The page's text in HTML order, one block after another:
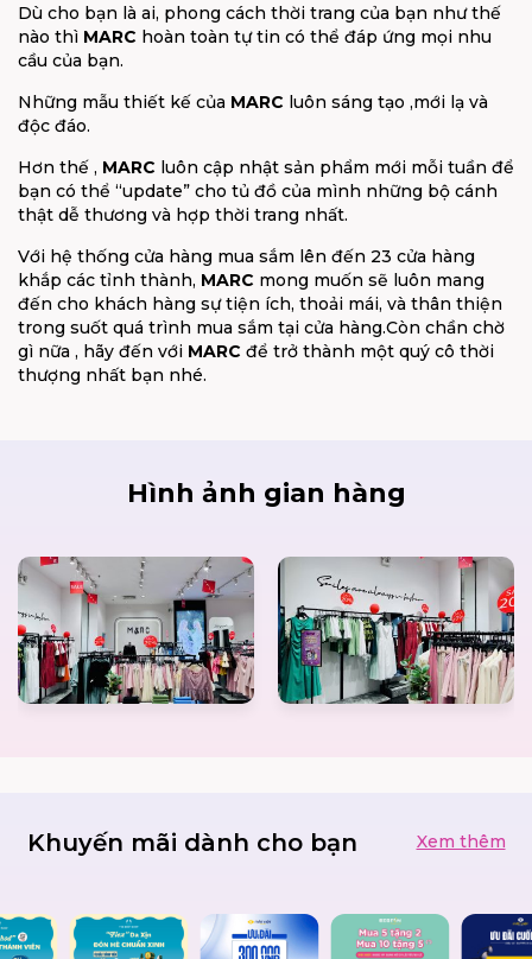
Dù cho bạn là ai, phong cách thời trang của bạn như thế
nào thì MARC hoàn toàn tự tin có thể đáp ứng mọi nhu
cầu của bạn.
Những mẫu thiết kế của MARC luôn sáng tạo ,mới lạ và
độc đáo.
Hơn thế , MARC luôn cập nhật sản phẩm mới mỗi tuần để
bạn có thể “update” cho tủ đồ của mình những bộ cánh
thật dễ thương và hợp thời trang nhất.
Với hệ thống cửa hàng mua sắm lên đến 23 cửa hàng
khắp các tỉnh thành, MARC mong muốn sẽ luôn mang
đến cho khách hàng sự tiện ích, thoải mái, và thân thiện
trong suốt quá trình mua sắm tại cửa hàng.Còn chần chờ
gì nữa , hãy đến với MARC để trở thành một quý cô thời
thượng nhất bạn nhé.
Hình ảnh gian hàng
Khuyến mãi dành cho bạn Xem thêm